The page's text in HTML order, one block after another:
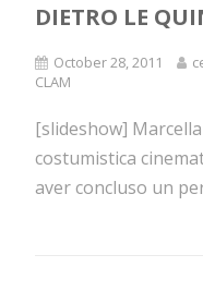
DIETRO LE
October 28, 2011
CLAM
[slideshow]
costumistica
aver concluso un